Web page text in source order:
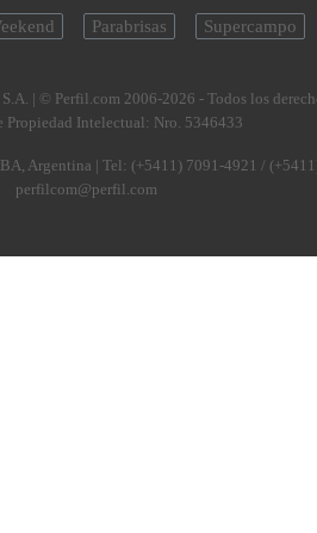
Parabrisas Supercampo
| © Perfil.com 2006-2026 - Todos los
Propiedad Intelectual: Nro. 5346433
Argentina | Tel: (+5411) 7091-4921 /
perfilcom@perfil.com